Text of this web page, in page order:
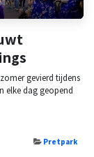
gevierd tijdens
elke dag geopend
Pretpark